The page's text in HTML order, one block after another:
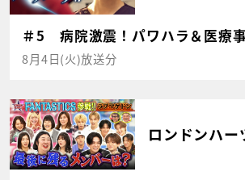
＃5 病院激震！パワハラ＆医療
8月4日(火)放送分
ロンドンハー